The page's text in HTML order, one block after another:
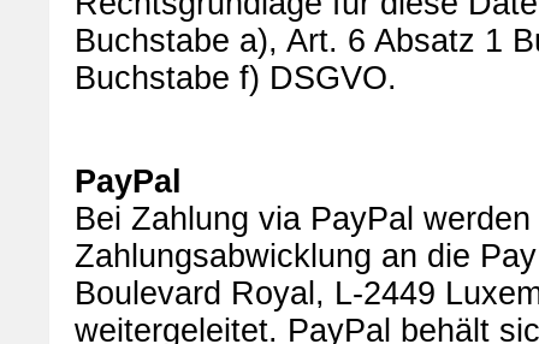
Buchstabe a), Art. 6 Absatz 1
Buchstabe f) DSGVO.
PayPal
Bei Zahlung via PayPal
Zahlungsabwicklung an die
Boulevard Royal, L-2449
weitergeleitet. PayPal behält